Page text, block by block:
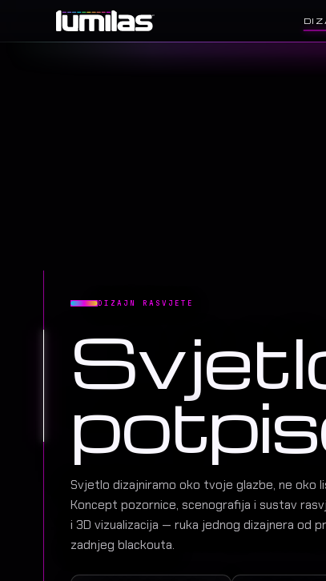
DIZAJN RASVJETE
Svjetlo dizajniramo oko tvoje glazbe, ne oko
Koncept pozornice, scenografija i sustav
i 3D vizualizacija — ruka jednog dizajnera od
zadnjeg blackouta.